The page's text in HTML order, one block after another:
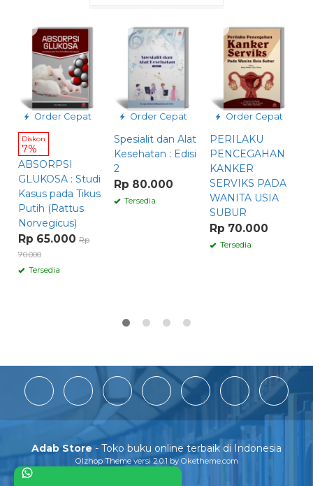
Order Cepat
Diskon
7%
ABSORPSI
GLUKOSA : Studi
Kasus pada Tikus
Putih (Rattus
Norvegicus)
Rp 65.000 Rp
70.000
Tersedia
Order Cepat
Spesialit dan Alat
Kesehatan : Edisi
2
Rp 80.000
Tersedia
Order Cepat
PERILAKU
PENCEGAHAN
KANKER
SERVIKS PADA
WANITA USIA
SUBUR
Rp 70.000
Tersedia
Adab Store - Toko buku online terbaik di Indonesia
Olzhop Themeversi 2.0.1 by Oketheme.com